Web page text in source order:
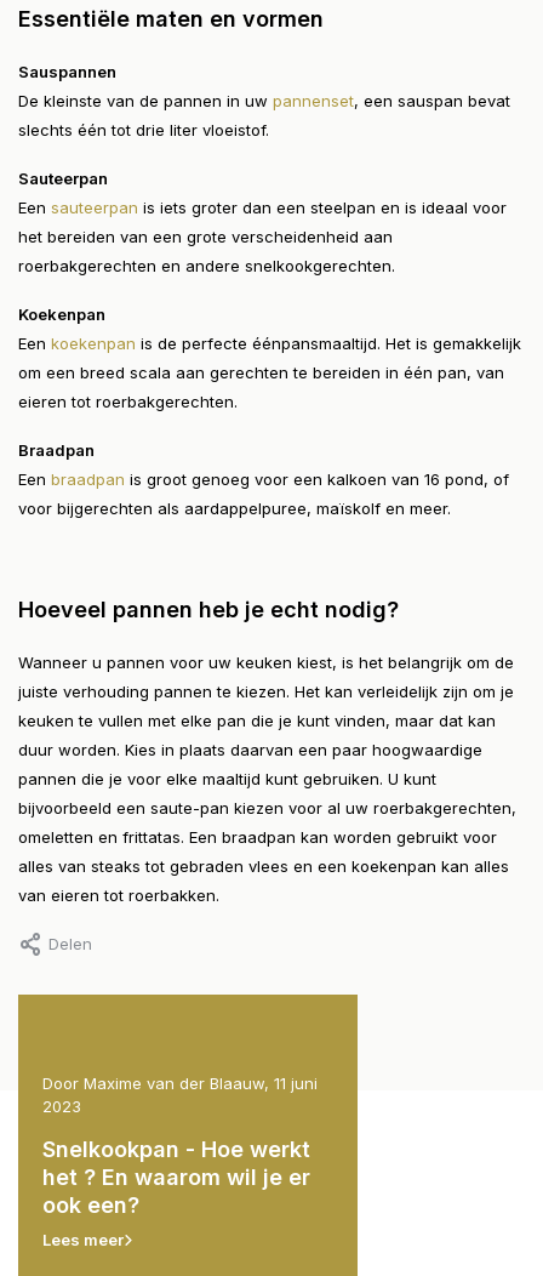
Essentiële maten en vormen
Sauspannen
De kleinste van de pannen in uw pannenset, een sauspan bevat
slechts één tot drie liter vloeistof.
Sauteerpan
Een sauteerpan is iets groter dan een steelpan en is ideaal voor
het bereiden van een grote verscheidenheid aan
roerbakgerechten en andere snelkookgerechten.
Koekenpan
Een koekenpan is de perfecte éénpansmaaltijd. Het is gemakkelijk
om een breed scala aan gerechten te bereiden in één pan, van
eieren tot roerbakgerechten.
Braadpan
Een braadpan is groot genoeg voor een kalkoen van 16 pond, of
voor bijgerechten als aardappelpuree, maïskolf en meer.
Hoeveel pannen heb je echt nodig?
Wanneer u pannen voor uw keuken kiest, is het belangrijk om de
juiste verhouding pannen te kiezen. Het kan verleidelijk zijn om je
keuken te vullen met elke pan die je kunt vinden, maar dat kan
duur worden. Kies in plaats daarvan een paar hoogwaardige
pannen die je voor elke maaltijd kunt gebruiken. U kunt
bijvoorbeeld een saute-pan kiezen voor al uw roerbakgerechten,
omeletten en frittatas. Een braadpan kan worden gebruikt voor
alles van steaks tot gebraden vlees en een koekenpan kan alles
van eieren tot roerbakken.
Delen
Door Maxime van der Blaauw, 11 juni
2023
Snelkookpan - Hoe werkt
het ? En waarom wil je er
ook een?
Lees meer